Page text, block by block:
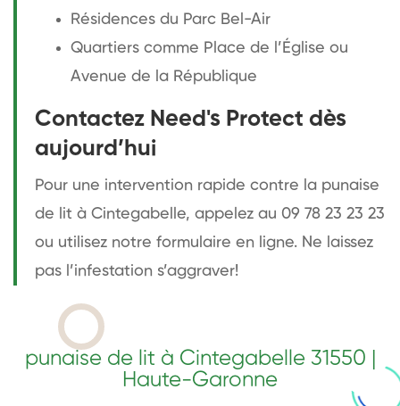
Résidences du Parc Bel-Air
Quartiers comme Place de l’Église ou
Avenue de la République
Contactez Need's Protect dès
aujourd’hui
Pour une intervention rapide contre la punaise
de lit à Cintegabelle, appelez au 09 78 23 23 23
ou utilisez notre formulaire en ligne. Ne laissez
pas l’infestation s’aggraver!
punaise de lit à Cintegabelle 31550 |
Haute-Garonne